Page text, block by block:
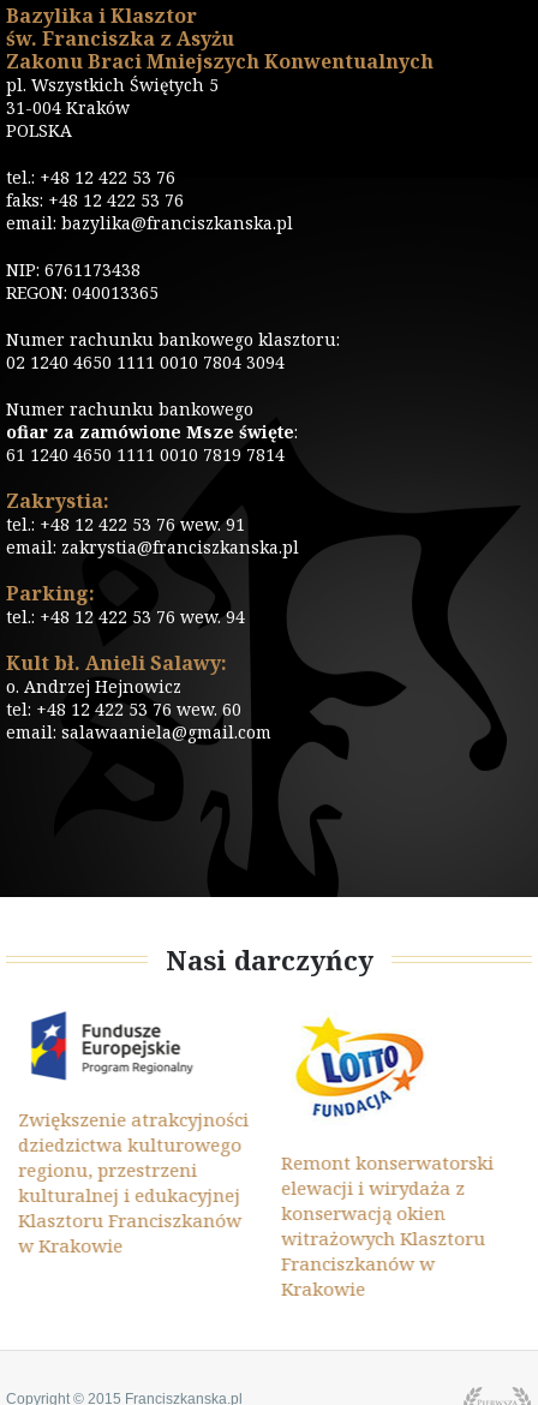
Bazylika i Klasztor
św. Franciszka z Asyżu
Zakonu Braci Mniejszych Konwentualnych
pl. Wszystkich Świętych 5
31-004 Kraków
POLSKA
tel.: +48 12 422 53 76
faks: +48 12 422 53 76
email: bazylika@franciszkanska.pl
NIP: 6761173438
REGON: 040013365
Numer rachunku bankowego klasztoru:
02 1240 4650 1111 0010 7804 3094
Numer rachunku bankowego
ofiar za zamówione Msze święte:
61 1240 4650 1111 0010 7819 7814
Zakrystia:
tel.: +48 12 422 53 76 wew. 91
email: zakrystia@franciszkanska.pl
Parking:
tel.: +48 12 422 53 76 wew. 94
Kult bł. Anieli Salawy:
o. Andrzej Hejnowicz
tel: +48 12 422 53 76 wew. 60
email: salawaaniela@gmail.com
Nasi darczyńcy
Zwiększenie atrakcyjności
dziedzictwa kulturowego
regionu, przestrzeni
kulturalnej i edukacyjnej
Klasztoru Franciszkanów
w Krakowie
Remont konserwatorski
elewacji i wirydaża z
konserwacją okien
witrażowych Klasztoru
Franciszkanów w
Krakowie
Copyright © 2015 Franciszkanska.pl